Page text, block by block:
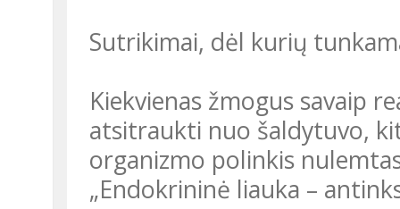
Sutrikimai, dėl kurių
Kiekvienas žmogus savaip
atsitraukti nuo šaldytuvo,
organizmo polinkis
„Endokrininė liauka –